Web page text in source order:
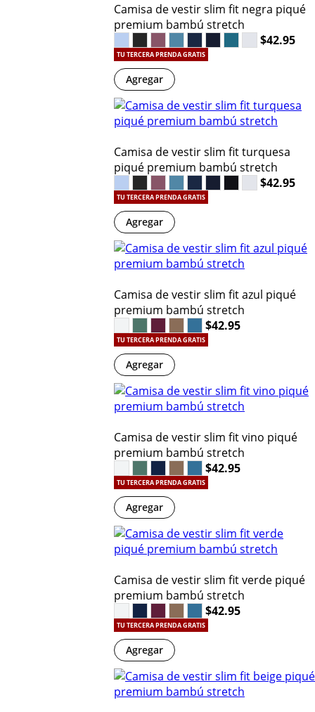
Camisa de vestir slim fit negra piqué
premium bambú stretch
$42.95
TU TERCERA PRENDA GRATIS
Agregar
Camisa de vestir slim fit turquesa
piqué premium bambú stretch
$42.95
TU TERCERA PRENDA GRATIS
Agregar
Camisa de vestir slim fit azul piqué
premium bambú stretch
$42.95
TU TERCERA PRENDA GRATIS
Agregar
Camisa de vestir slim fit vino piqué
premium bambú stretch
$42.95
TU TERCERA PRENDA GRATIS
Agregar
Camisa de vestir slim fit verde piqué
premium bambú stretch
$42.95
TU TERCERA PRENDA GRATIS
Agregar